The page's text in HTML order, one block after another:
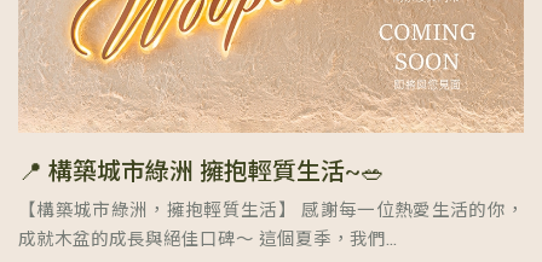
📍 構築城市綠洲 擁抱輕質生活~🥗
【構築城市綠洲，擁抱輕質生活】 感謝每一位熱愛生活的你，
成就木盆的成長與絕佳口碑～ 這個夏季，我們...